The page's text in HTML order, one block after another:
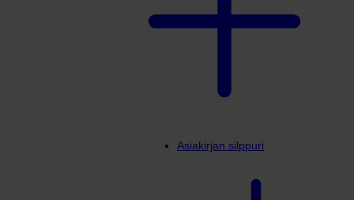
Asiakirjan silppuri